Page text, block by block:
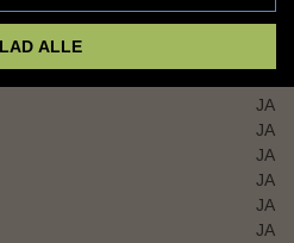
JA
JA
JA
JA
JA
JA
ALLE